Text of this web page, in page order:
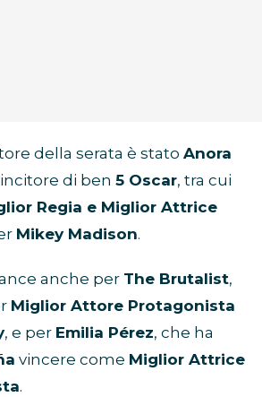
della serata è stato Anora
di ben 5 Oscar, tra cui
Regia e Miglior Attrice
Mikey Madison.
anche per The Brutalist,
Miglior Attore Protagonista
, e per Emilia Pérez, che ha
vincere come Miglior Attrice
.